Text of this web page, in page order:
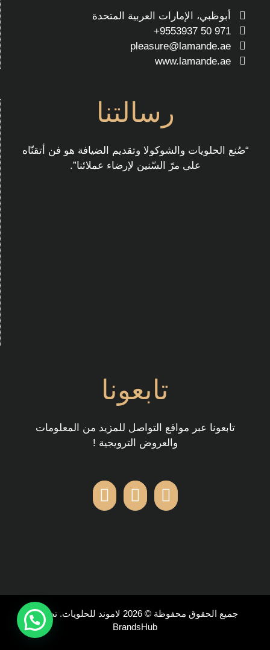
أبوظبي، الإمارات العربية المتحدة
971 50 9553937+
pleasure@lamande.ae
www.lamande.ae
رسالتنا
“صُنع الحلويات والشوكولا وتقديم الضيافة هو فن أتقنّاه
على مرّ السّنين لإرضاء عملائنا”.
تابعونا
تابعونا عبر مواقع التواصل للمزيد من المعلومات
والعروض الترويجية !
جميع الحقوق محفوظة ©2026 لاموند للحلويات. تصميم
BrandsHub